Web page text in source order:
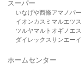
スーパー
いなげや西條アマノパ
イオンカスミ マルエツ
ツルヤマルト オギノ エ
ダイレックスサンエー
ホームセンター